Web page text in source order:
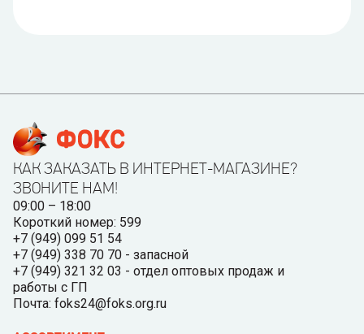
КАК ЗАКАЗАТЬ В ИНТЕРНЕТ-МАГАЗИНЕ?
ЗВОНИТЕ НАМ!
09:00 – 18:00
Короткий номер: 599
+7 (949) 099 51 54
+7 (949) 338 70 70 - запасной
+7 (949) 321 32 03 - отдел оптовых продаж и
работы с ГП
Почта: foks24@foks.org.ru